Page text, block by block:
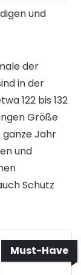
und
der
in der
122 bis 132
Größe
ganze Jahr
und
Schutz
Must-Have